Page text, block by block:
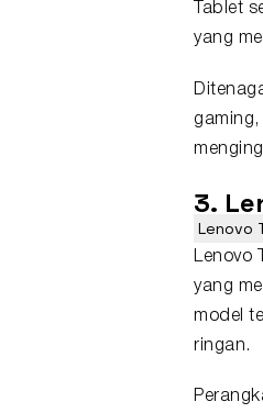
Tablet
yang
3.
Lenovo
yang
model
ringan.